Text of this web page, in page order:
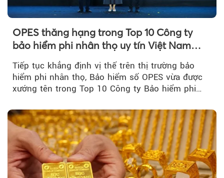
OPES thăng hạng trong Top 10 Công ty
bảo hiểm phi nhân thọ uy tín Việt Nam
2026
Tiếp tục khẳng định vị thế trên thị trường bảo
hiểm phi nhân thọ, Bảo hiểm số OPES vừa được
xướng tên trong Top 10 Công ty Bảo hiểm phi